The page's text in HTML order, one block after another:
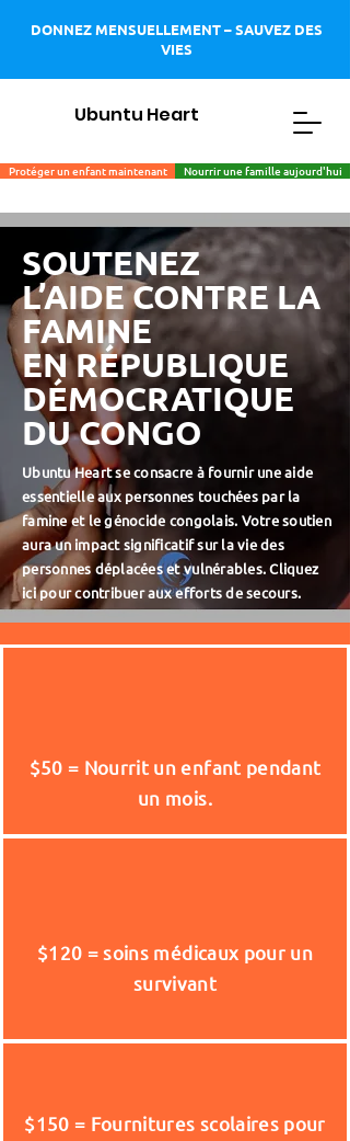
Ubuntu Heart
Protéger un enfant maintenant Nourrir une famille aujourd'hui
DONNEZ MENSUELLEMENT – SAUVEZ DES
VIES
SOUTENEZ
L’AIDE CONTRE LA
FAMINE
EN RÉPUBLIQUE
DÉMOCRATIQUE
DU CONGO
Ubuntu Heart se consacre à fournir une aide
essentielle aux personnes touchées par la
famine et le génocide congolais. Votre soutien
aura un impact significatif sur la vie des
personnes déplacées et vulnérables. Cliquez
ici pour contribuer aux efforts de secours.
$50 = Nourrit un enfant pendant
un mois.
$120 = soins médicaux pour un
survivant
$150 = Fournitures scolaires pour